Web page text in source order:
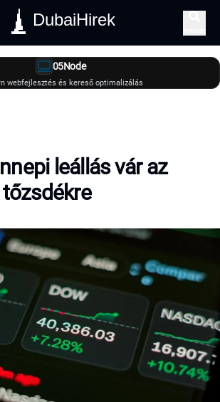
DubaiHirek
05Node
webfejlesztés és kereső optimalizálás
leállás vár az